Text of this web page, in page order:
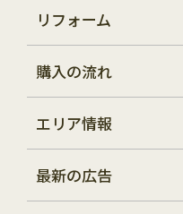
リフォーム
購入の流れ
エリア情報
最新の広告